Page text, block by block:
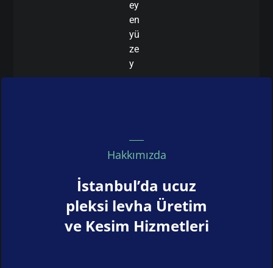
ey
en
yü
ze
y
Hakkımızda
İstanbul’da ucuz
pleksi levha Üretim
ve Kesim Hizmetleri